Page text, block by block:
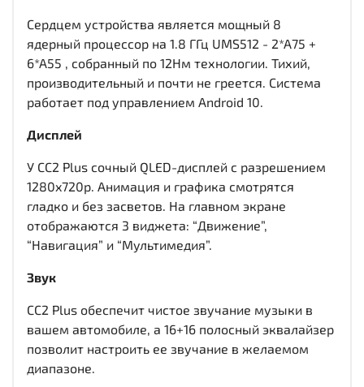
Сердцем устройства является мощный 8
ядерный процессор на 1.8 ГГц UMS512 - 2*A75 +
6*A55 , собранный по 12Нм технологии. Тихий,
производительный и почти не греется. Система
работает под управлением Android 10.
Дисплей
У CC2 Plus сочный QLED-дисплей c разрешением
1280x720р. Анимация и графика смотрятся
гладко и без засветов. На главном экране
отображаются 3 виджета: “Движение”,
“Навигация” и “Мультимедия”.
Звук
CC2 Plus обеспечит чистое звучание музыки в
вашем автомобиле, а 16+16 полосный эквалайзер
позволит настроить ее звучание в желаемом
диапазоне.